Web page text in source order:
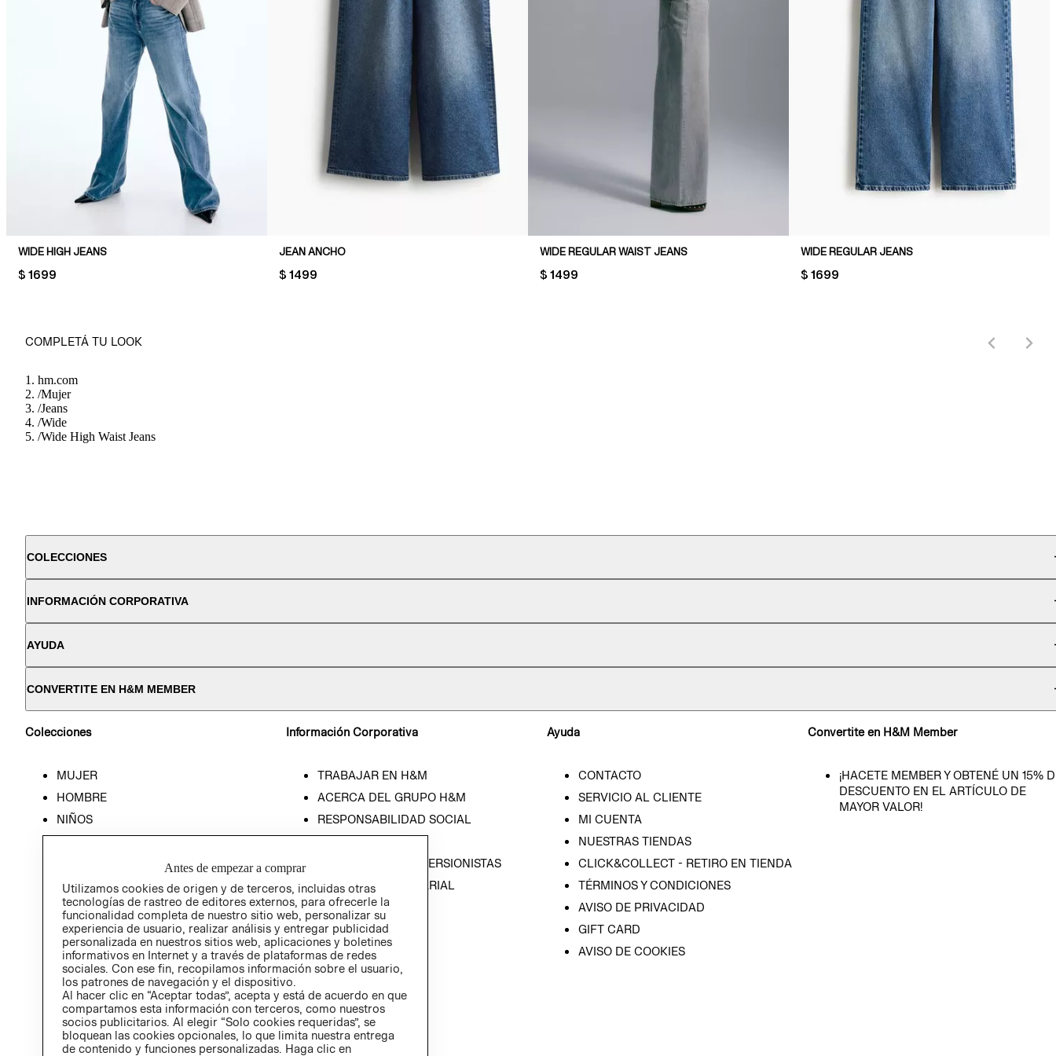
WIDE HIGH JEANS
PRICE:
$ 1699
JEAN ANCHO
PRICE:
$ 1499
WIDE REGULAR WAIST JEANS
PRICE:
$ 1499
WIDE REGULAR JEANS
PRICE:
$ 1699
COMPLETÁ TU LOOK
hm.com
/Mujer
/Jeans
/Wide
/Wide High Waist Jeans
COLECCIONES
INFORMACIÓN CORPORATIVA
AYUDA
CONVERTITE EN H&M MEMBER
Colecciones
MUJER
HOMBRE
NIÑOS
Información Corporativa
TRABAJAR EN H&M
ACERCA DEL GRUPO H&M
RESPONSABILIDAD SOCIAL
RELACIÓN CON INVERSIONISTAS
POLÍTICA EMPRESARIAL
Ayuda
CONTACTO
SERVICIO AL CLIENTE
MI CUENTA
NUESTRAS TIENDAS
CLICK&COLLECT - RETIRO EN TIENDA
TÉRMINOS Y CONDICIONES
AVISO DE PRIVACIDAD
GIFT CARD
AVISO DE COOKIES
Convertite en H&M Member
¡HACETE MEMBER Y OBTENÉ UN 15%
DESCUENTO EN EL ARTÍCULO DE
MAYOR VALOR!
Antes de empezar a comprar
Utilizamos cookies de origen y de terceros, incluidas otras
tecnologías de rastreo de editores externos, para ofrecerle la
funcionalidad completa de nuestro sitio web, personalizar su
experiencia de usuario, realizar análisis y entregar publicidad
personalizada en nuestros sitios web, aplicaciones y boletines
informativos en Internet y a través de plataformas de redes
sociales. Con ese fin, recopilamos información sobre el usuario,
los patrones de navegación y el dispositivo.
Al hacer clic en “Aceptar todas”, acepta y está de acuerdo en que
compartamos esta información con terceros, como nuestros
socios publicitarios. Al elegir “Solo cookies requeridas”, se
bloquean las cookies opcionales, lo que limita nuestra entrega
de contenido y funciones personalizadas. Haga clic en